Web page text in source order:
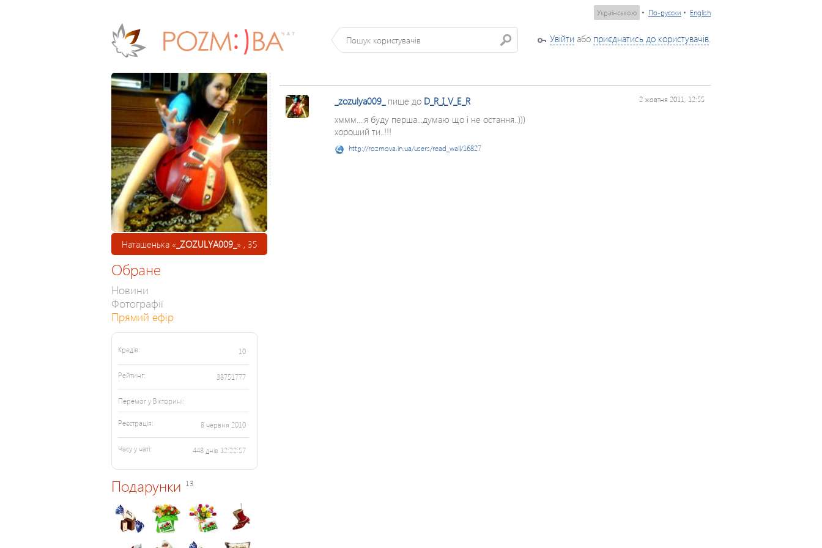
Українською • По-русски • English
Увійти або приєднатись до користувачів.
Наташенька « _ZOZULYA009_ » , 35
Обране
Новини
Фотографії
Прямий ефір
Кредів: 10
Рейтинг: 38751777
Перемог у Вікторині:
Реєстрація: 8 червня 2010
Часу у чаті: 448 днів 12:22:57
Подарунки 13
_zozulya009_ пише до D_R_I_V_E_R 2 жовтня 2011, 12:55
хммм....я буду перша...думаю що і не остання..)))
хороший ти..!!!
http://rozmova.in.ua/users/read_wall/16827